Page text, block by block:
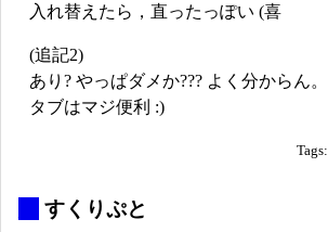
入れ替えたら，直ったっぽい (喜
(追記2)
あり? やっぱダメか??? よく分からん。
タブはマジ便利 :)
Tags:
すくりぷと